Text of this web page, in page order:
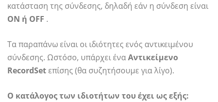
κατάσταση της σύνδεσης, δηλαδή εάν η σύνδεση είναι
ON ή OFF .
Τα παραπάνω είναι οι ιδιότητες ενός αντικειμένου
σύνδεσης. Ωστόσο, υπάρχει έναΑντικείμενο
RecordSetεπίσης (θα συζητήσουμε για λίγο).
Ο κατάλογος των ιδιοτήτων του έχει ως εξής: